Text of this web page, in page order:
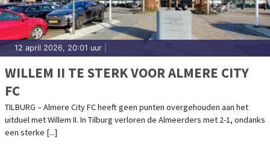
12 april 2026, 20:01 uur
WILLEM II TE STERK VOOR ALMERE CITY
FC
TILBURG – Almere City FC heeft geen punten overgehouden aan het
uitduel met Willem II. In Tilburg verloren de Almeerders met 2-1, ondanks
een sterke [...]